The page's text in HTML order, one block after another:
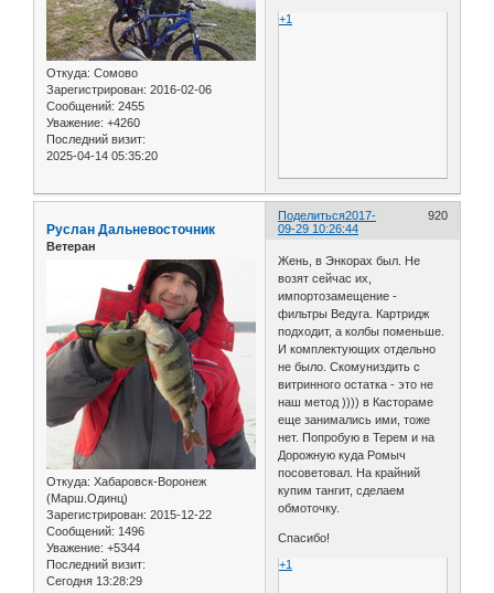
Откуда: Сомово
Зарегистрирован: 2016-02-06
Сообщений: 2455
Уважение: +4260
Последний визит:
2025-04-14 05:35:20
+1
Поделиться 920
2017-
09-29 10:26:44
Руслан Дальневосточник
Ветеран
Откуда: Хабаровск-Воронеж
(Марш.Одинц)
Зарегистрирован: 2015-12-22
Сообщений: 1496
Уважение: +5344
Последний визит:
Сегодня 13:28:29
Жень, в Энкорах был. Не
возят сейчас их,
импортозамещение -
фильтры Ведуга. Картридж
подходит, а колбы поменьше.
И комплектующих отдельно
не было. Скомуниздить с
витринного остатка - это не
наш метод )))) в Кастораме
еще занимались ими, тоже
нет. Попробую в Терем и на
Дорожную куда Ромыч
посоветовал. На крайний
купим тангит, сделаем
обмоточку.
Спасибо!
+1